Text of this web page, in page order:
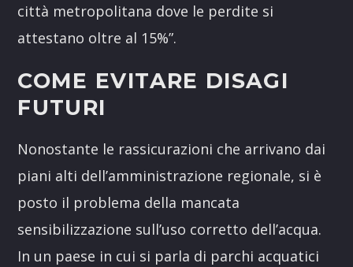
città metropolitana dove le perdite si
attestano oltre al 15%”.
COME EVITARE DISAGI
FUTURI
Nonostante le rassicurazioni che arrivano dai
piani alti dell’amministrazione regionale, si è
posto il problema della mancata
sensibilizzazione sull’uso corretto dell’acqua.
In un paese in cui si parla di parchi acquatici